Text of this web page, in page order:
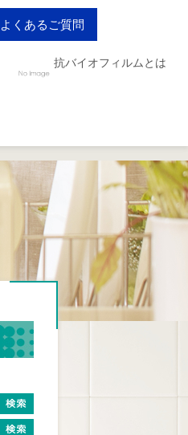
よくあるご質問
抗バイオフィルムとは